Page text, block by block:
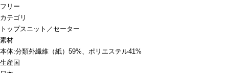
フリー
カテゴリ
トップスニット／セーター
素材
本体:分類外繊維（紙）59%、ポリエステル41%
生産国